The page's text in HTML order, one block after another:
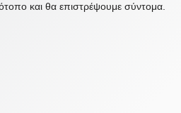
και θα επιστρέψουμε σύντομα.